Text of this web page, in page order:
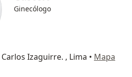
Ginecólogo
Izaguirre. , Lima • Mapa